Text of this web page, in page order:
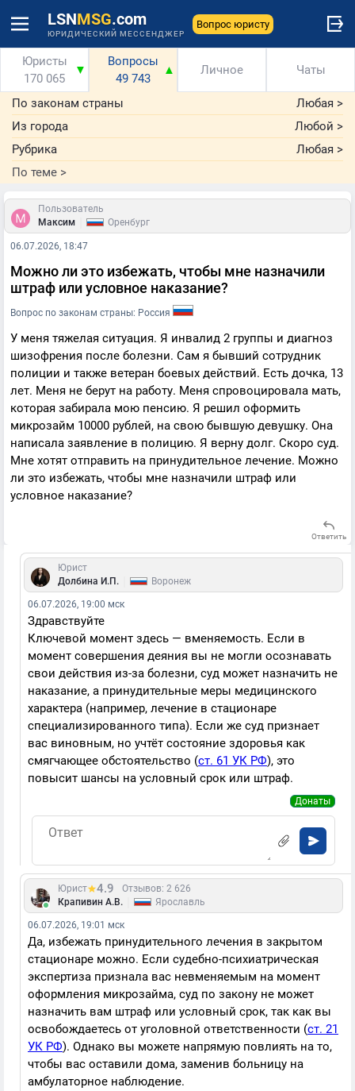
LSNMSG.com
ЮРИДИЧЕСКИЙ МЕССЕНДЖЕР
Вопрос юристу
Юристы
170 065
▼
Вопросы
49 743
▲ Личное Чаты
По законам страны Любая >
Из города
Любой >
Рубрика
Любая >
По теме >
Пользователь
Максим
Оренбург
06.07.2026, 18:47
Можно ли это избежать, чтобы мне назначили
штраф или условное наказание?
Вопрос по законам страны: Россия
У меня тяжелая ситуация. Я инвалид 2 группы и диагноз
шизофрения после болезни. Сам я бывший сотрудник
полиции и также ветеран боевых действий. Есть дочка, 13
лет. Меня не берут на работу. Меня спровоцировала мать,
которая забирала мою пенсию. Я решил оформить
микрозайм 10000 рублей, на свою бывшую девушку. Она
написала заявление в полицию. Я верну долг. Скоро суд.
Мне хотят отправить на принудительное лечение. Можно
ли это избежать, чтобы мне назначили штраф или
условное наказание?
Ответить
Юрист
Долбина И.П.
Воронеж
06.07.2026, 19:00 мск
Здравствуйте
Ключевой момент здесь — вменяемость. Если в
момент совершения деяния вы не могли осознавать
свои действия из-за болезни, суд может назначить не
наказание, а принудительные меры медицинского
характера (например, лечение в стационаре
специализированного типа). Если же суд признает
вас виновным, но учтёт состояние здоровья как
смягчающее обстоятельство (ст. 61 УК РФ), это
повысит шансы на условный срок или штраф.
Донаты
Юрист 4.9
Отзывов: 2 626
Крапивин А.В.
Ярославль
06.07.2026, 19:01 мск
Да, избежать принудительного лечения в закрытом
стационаре можно. Если судебно-психиатрическая
экспертиза признала вас невменяемым на момент
оформления микрозайма, суд по закону не может
назначить вам штраф или условный срок, так как вы
освобождаетесь от уголовной ответственности (ст. 21
УК РФ). Однако вы можете напрямую повлиять на то,
чтобы вас оставили дома, заменив больницу на
амбулаторное наблюдение.